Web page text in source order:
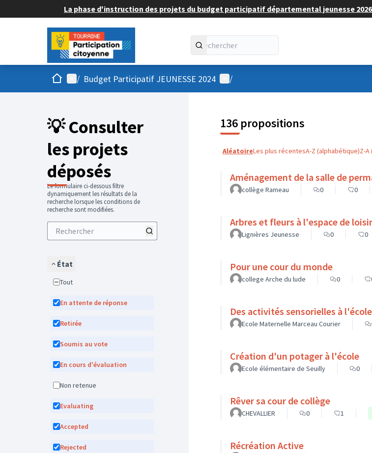
La phase d'instruction des projets du budget participatif départemental jeunesse 2026
AccueilMenu principal
/ Budget Participatif JEUNESSE 2024 Menu utilisateur
/
💡 Consulter
les projets
déposés
Le formulaire ci-dessous filtre
dynamiquement les résultats de la
recherche lorsque les conditions de
recherche sont modifiées.
État
Tout
En attente de réponse
Retirée
Soumis au vote
En cours d'évaluation
Non retenue
Evaluating
Accepted
Rejected
136 propositions
AléatoireLes plus récentesA-Z (alphabétique)Z-
Aménagement de la salle de
collège Rameau 0 0
Arbres et fleurs à l'espace de
Lignières Jeunesse 0 0
Pour une cour du monde
college Arche du lude 0
Des activités sensorielles à
Ecole Maternelle Marceau Courier
Création d'un potager à l'école
Ecole élémentaire de Seuilly 0
Rêver sa cour de collège
CHEVALLIER 0 1
Récréation Active